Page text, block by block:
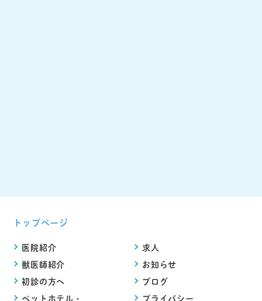
トップページ
医院紹介
獣医師紹介
初診の方へ
ペットホテル・
求人
お知らせ
ブログ
プライバシー